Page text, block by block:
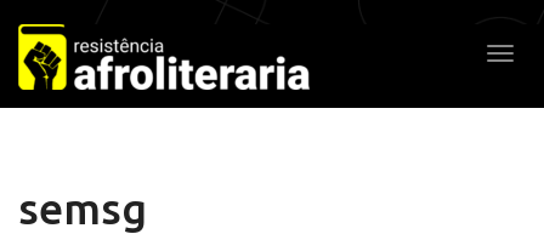
Pular
para
o
conteúdo
semsg